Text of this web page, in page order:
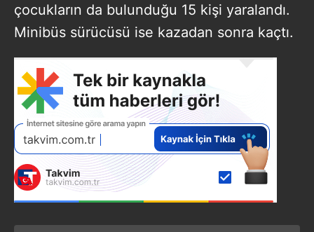
çocukların da bulunduğu 15 kişi yaralandı.
Minibüs sürücüsü ise kazadan sonra kaçtı.